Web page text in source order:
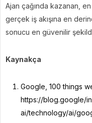
Ajan çağında kazanan,
gerçek iş akışına en
sonucu en güvenilir
Kaynakça
Google, 100 things
https://blog.google/
ai/technology/ai/